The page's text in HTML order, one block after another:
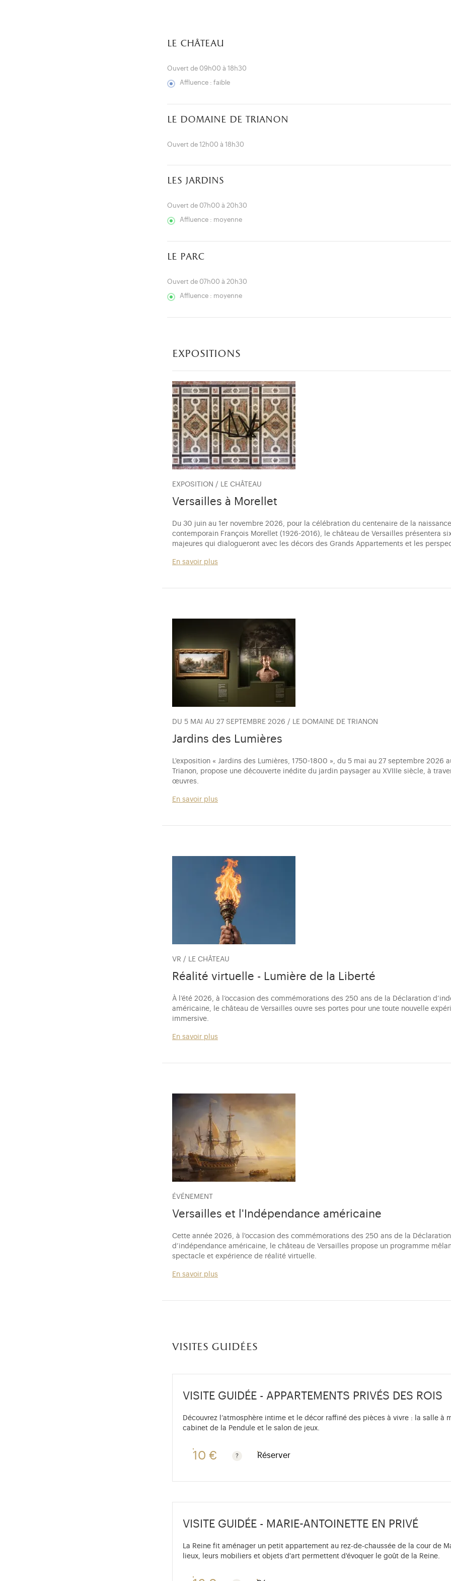
le château
Ouvert de 09h00 à 18h30
Affluence : faible
le domaine de trianon
Ouvert de 12h00 à 18h30
les jardins
Ouvert de 07h00 à 20h30
Affluence : moyenne
le parc
Ouvert de 07h00 à 20h30
Affluence : moyenne
expositions
EXPOSITION / LE CHÂTEAU
Versailles à Morellet
Du 30 juin au 1er novembre 2026, pour la célébration du centenaire de la
contemporain François Morellet (1926-2016), le château de Versailles présentera
majeures qui dialogueront avec les décors des Grands Appartements et les
En savoir plus
DU 5 MAI AU 27 SEPTEMBRE 2026 / LE DOMAINE DE TRIANON
Jardins des Lumières
L'exposition « Jardins des Lumières, 1750-1800 », du 5 mai au 27 septembre 2026
Trianon, propose une découverte inédite du jardin paysager au XVIIIe siècle, à
œuvres.
En savoir plus
VR / LE CHÂTEAU
Réalité virtuelle - Lumière de la Liberté
À l’été 2026, à l’occasion des commémorations des 250 ans de la Déclaration
américaine, le château de Versailles ouvre ses portes pour une toute nouvelle
immersive.
En savoir plus
ÉVÉNEMENT
Versailles et l'Indépendance américaine
Cette année 2026, à l'occasion des commémorations des 250 ans de la Déclaration
d’indépendance américaine, le château de Versailles propose un programme
spectacle et expérience de réalité virtuelle.
En savoir plus
visites guidées
VISITE GUIDÉE - APPARTEMENTS PRIVÉS DES ROIS
Découvrez l’atmosphère intime et le décor raffiné des pièces à vivre : la salle à
cabinet de la Pendule et le salon de jeux.
10 €
Gratuit pour les enfants de moins de 10 ans. Tarif réduit à 7 €.
Réserver
VISITE GUIDÉE - MARIE-ANTOINETTE EN PRIVÉ
La Reine fit aménager un petit appartement au rez-de-chaussée de la cour de
lieux, leurs mobiliers et objets d'art permettent d'évoquer le goût de la Reine.